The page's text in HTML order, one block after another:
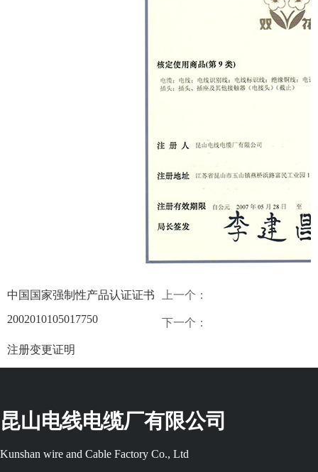
上一个：
中国国家强制性产品认证证书
2002010105017750
下一个：
注册变更证明
昆山电线电缆厂有限公司
Kunshan wire and Cable Factory Co., Ltd